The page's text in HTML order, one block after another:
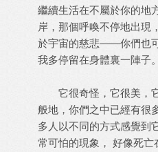
繼續生活在不屬於你的地
岸，那個呼喚不停地出現
於宇宙的慈悲——你們也
我多停留在身體裏一陣子。
它很奇怪，它很美，它
般地，你們之中已經有很
多人以不同的方式感覺到
常可怕的現象， 好像死